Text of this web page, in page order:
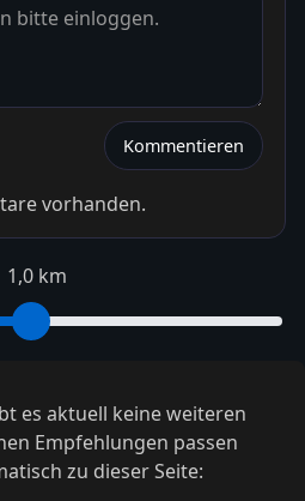
Kommentieren
vorhanden.
1,0 km
es aktuell keine weiteren
Empfehlungen passen
zu dieser Seite: